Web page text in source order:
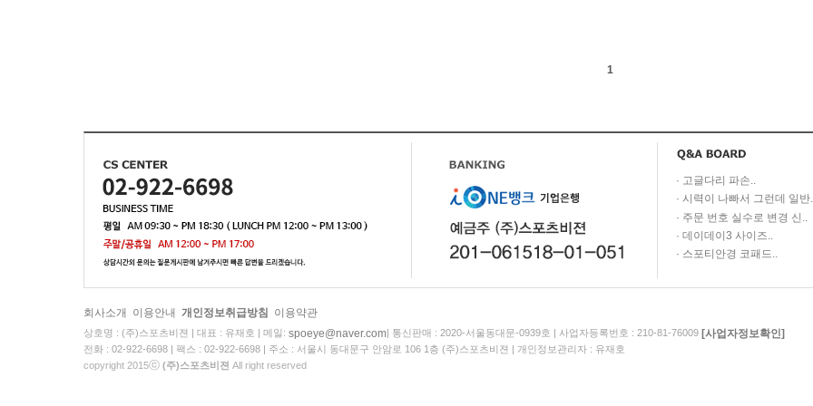
1
· 고글다리 파손..
· 시력이 나빠서 그런데 일반
· 주문 번호 실수로 변경 신
· 데이데이3 사이즈..
· 스포티안경 코패드..
회사소개 이용안내 개인정보취급방침 이용약관
상호명 : (주)스포츠비젼 | 대표 : 유재호 | 메일: spoeye@naver.com| 통신판매 : 2020-서울동대문-0939호 | 사업자등록번호 : 210-81-76009 [사업자정보확인]
전화 : 02-922-6698 | 팩스 : 02-922-6698 | 주소 : 서울시 동대문구 안암로 106 1층 (주)스포츠비젼 | 개인정보관리자 : 유재호
copyright 2015ⓒ (주)스포츠비젼 All right reserved